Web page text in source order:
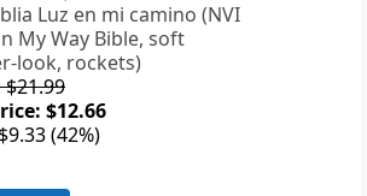
Luz en mi camino (NVI
My Way Bible, soft
look, rockets)
$21.99
$12.66
(42%)